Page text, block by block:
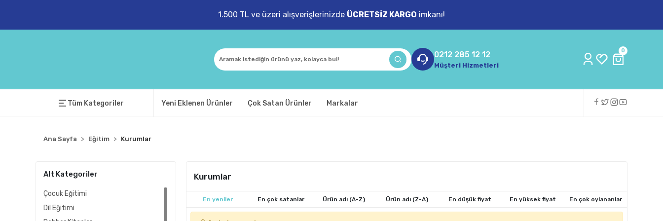
1.500 TL ve üzeri alışverişlerinizde ÜCRETSİZ KARGO imkanı!
0212 285 12 12
Müşteri Hizmetleri
0
Tüm Kategoriler Yeni Eklenen Ürünler Çok Satan Ürünler Markalar
Ana Sayfa Eğitim Kurumlar
Alt Kategoriler
Çocuk Eğitimi
Dil Eğitimi
Kurumlar
En yeniler En çok satanlar Ürün adı (A-Z) Ürün adı (Z-A) En düşük fiyat En yüksek fiyat En çok oylananlar